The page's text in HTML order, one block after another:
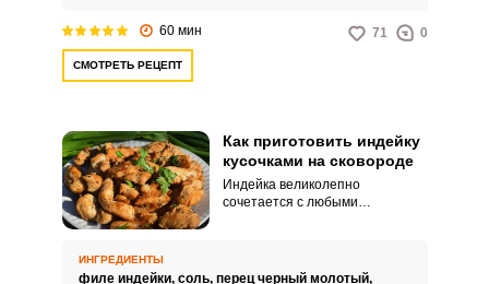
60 мин 71 0
СМОТРЕТЬ РЕЦЕПТ
Как приготовить индейку
кусочками на сковороде
Индейка великолепно
сочетается с любыми
Чтобы блюдо было более
ИНГРЕДИЕНТЫ
филе индейки, соль, перец черный молотый,